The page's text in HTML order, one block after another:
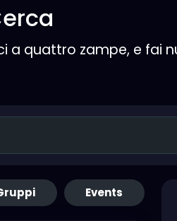
a quattro zampe, e fai
Events